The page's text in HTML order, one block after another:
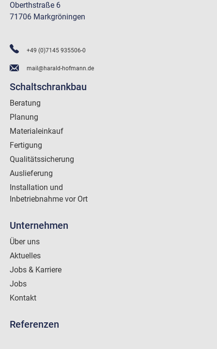
Oberthstraße 6
71706 Markgröningen
+49 (0)7145 935506-0
mail@harald-hofmann.de
Schaltschrankbau
Beratung
Planung
Materialeinkauf
Fertigung
Qualitätssicherung
Auslieferung
Installation und
Inbetriebnahme vor Ort
Unternehmen
Über uns
Aktuelles
Jobs & Karriere
Jobs
Kontakt
Referenzen